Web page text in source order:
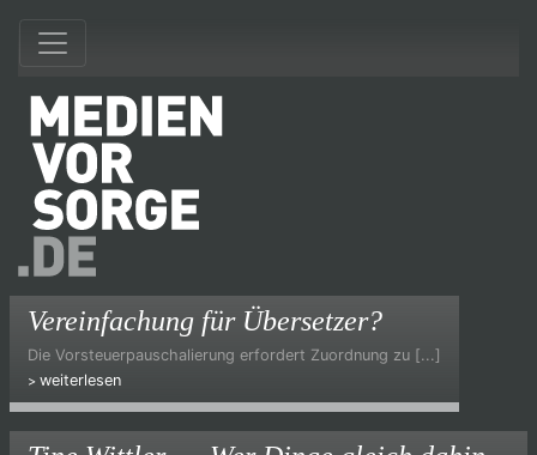
Vereinfachung für Übersetzer?
Die Vorsteuerpauschalierung erfordert Zuordnung zu [...]
weiterlesen